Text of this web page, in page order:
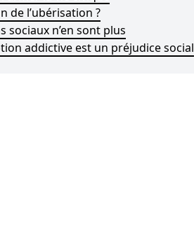
de l’ubérisation ?
sociaux n’en sont plus
addictive est un préjudice social